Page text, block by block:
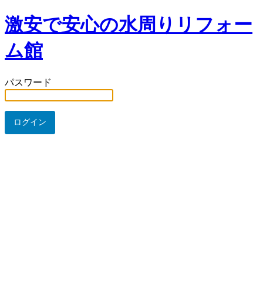
激安で安心の水周りリフォー
ム館
パスワード